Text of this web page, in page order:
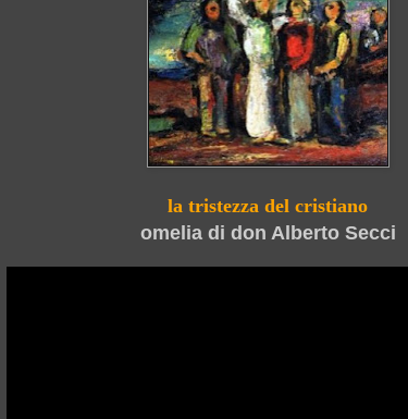
la tristezza del cristiano
omelia di don Alberto Secci